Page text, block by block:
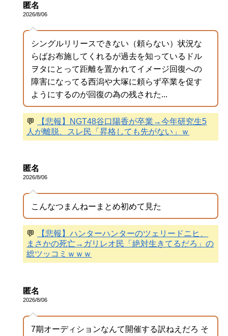
匿名
2026/8/06
シングルリリースできない（頼らない）状況な
らばお布施してくれるが過去を知っているドル
ヲタにとって距離を置かれてイメージ回復への
障害になってる西潟や大塚に頼らず卒業を促す
ようにするのが回復の為の残された...
💬
【悲報】NGT48谷口陽香が卒業→今年研究生5
人が離脱、スレ民「昇格しても先がない」ｗ
匿名
2026/8/06
こんなつまんねーまとめ初めて見た
💬
【悲報】ハンターハンターのツェリードニヒ、
まさかの死亡→ガリレオ民「絶対生きてるだろ」の
総ツッコミｗｗｗ
匿名
2026/8/06
7期オーディションなんて開催する訳ねえだろ そ